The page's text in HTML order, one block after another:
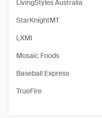
LivingStyles Australia
StarKnightMT
LXMI
Mosaic Foods
Baseball Express
TrueFire